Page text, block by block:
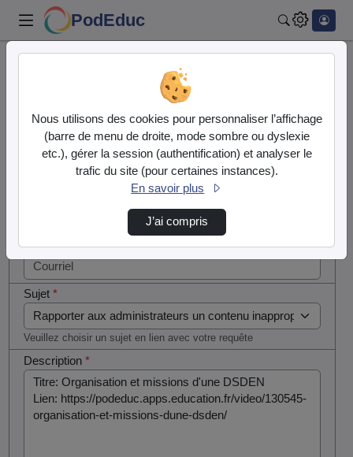
PodEduc
Contactez nous
Votre message
Courriel*
Sujet*
Veuillez choisir un sujet en lien avec votre requête
Description*
si vous
êtes un
humain en
Nous utilisons des cookies pour personnaliser l’affichage
(barre de menu de droite, mode sombre ou dyslexie
etc.), gérer la session (authentification) et analyser le
trafic du site (pour certaines instances).
En savoir plus
J’ai compris